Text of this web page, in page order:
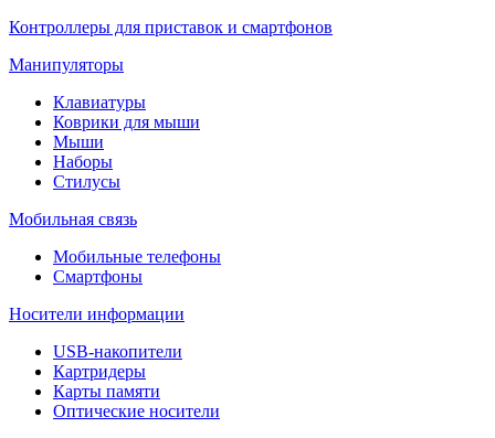
Контроллеры для приставок и смартфонов
Манипуляторы
Клавиатуры
Коврики для мыши
Мыши
Наборы
Стилусы
Мобильная связь
Мобильные телефоны
Смартфоны
Носители информации
USB-накопители
Картридеры
Карты памяти
Оптические носители